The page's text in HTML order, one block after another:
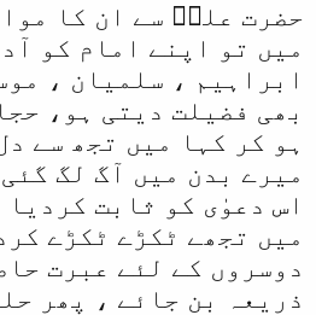
حضرت علیؓ سے ان کا
میں تو اپنے امام کو
ابراہیم ، سلمیان ،
بھی فضیلت دیتی ہو،
ہو کر کہا میں تجھ سے
میرے بدن میں آگ لگ
اس دعوٰی کو ثابت کردیا
میں تجھے ٹکڑے ٹکڑے
دوسروں کے لئے عبرت
ذریعہ بن جائے ، پھر